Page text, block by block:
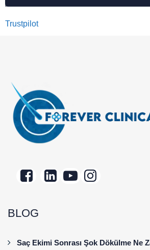
Trustpilot
BLOG
Saç Ekimi Sonrası Şok Dökülme Ne